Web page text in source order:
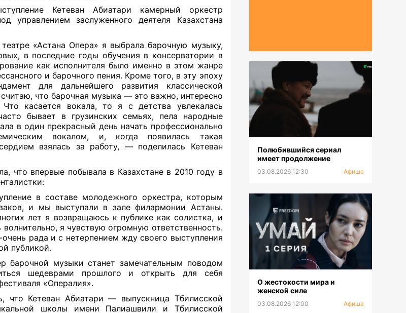
Кетеван Абиатари камерный оркестр
управлением заслуженного деятеля Казахстана
«Астана Опера» я выбрала барочную музыку,
в последние годы обучения в консерватории в
как исполнителя было именно в этом жанре
и барочного пения. Кроме того, в эту эпоху
для дальнейшего развития классической
что барочная музыка — это важно, интересно
касается вокала, то я с детства увлекалась
бывает в грузинских семьях, пела народные
в один прекрасный день начать профессионально
вокалом, и, когда появилась такая
взялась за работу, — поделилась Кетеван
что впервые побывала в Казахстане в 2010 году в
в составе молодежного оркестра, которым
и мы выступали в зале филармонии Астаны.
лет я возвращаюсь к публике как солистка, и
я чувствую огромную ответственность.
рада и с нетерпением жду своего выступления
публикой.
барочной музыки станет замечательным поводом
шедеврами прошлого и открыть для себя
«Опералия».
что Кетеван Абиатари — выпускница Тбилисской
школы имени Палиашвили и Тбилисской
Полюбившийся сериал
имеет продолжение
03.08.2026 12:30 Афиша
О жестокости мира и
женской силе
03.08.2026 12:00 Афиша